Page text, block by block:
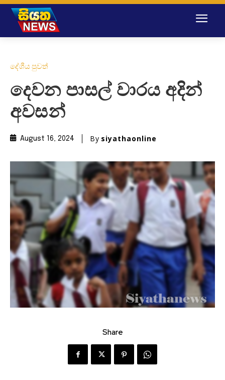
දේශීය පුවත්
දෙවන පාසල් වාරය අදින්
අවසන්
August 16, 2024 By siyathaonline
Share